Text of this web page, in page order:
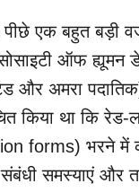
एक बहुत बड़ी
ऑफ ह्यूमन
और अमरा
था कि रेड-
forms) भरने में
समस्याएं और